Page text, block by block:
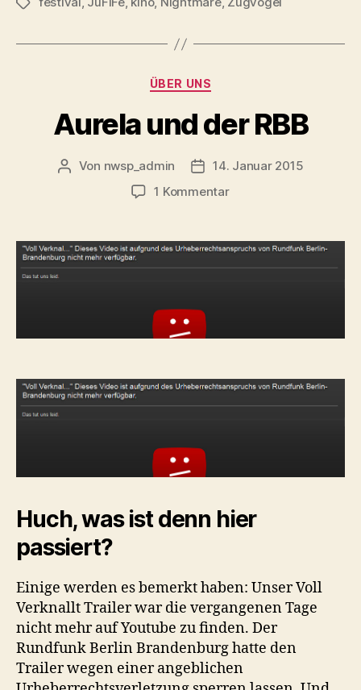
Kategorien
ÜBER UNS
Aurela und der RBB
Beitragsautor
Von nwsp_admin Beitragsdatum
14. Januar 2015
1 Kommentarzu
der
Huch, was ist denn hier
passiert?
Einige werden es bemerkt haben: Unser Voll
Verknallt Trailer war die vergangenen Tage
nicht mehr auf Youtube zu finden. Der
Rundfunk Berlin Brandenburg hatte den
Trailer wegen einer angeblichen